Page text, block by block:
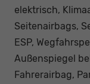
elektrisch,
Seitenairbags,
ESP,
Außenspiegel
Fahrerairbag,